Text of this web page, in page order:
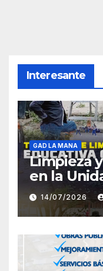
Interesante
GAD LA MANA
Limpieza
en la
Carlota
14/07/2026